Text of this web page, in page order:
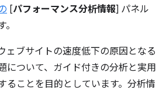
[パフォーマンス分析情報] パネル
ェブサイトの速度低下の原因となる
について、ガイド付きの分析と実用
ることを目的としています。分析情